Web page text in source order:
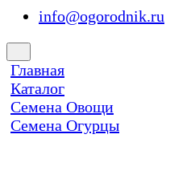
info@ogorodnik.ru
Главная
Каталог
Семена Овощи
Семена Огурцы